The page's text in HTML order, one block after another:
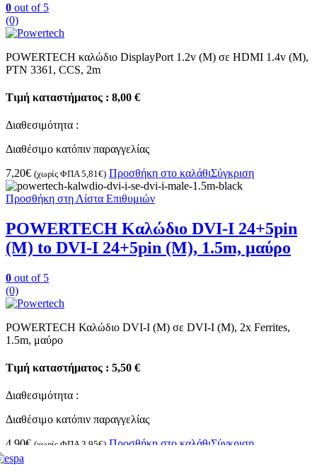
0 out of 5
(0)
POWERTECH καλώδιο DisplayPort 1.2v (M) σε HDMI 1.4v (M),
PTN 3361, CCS, 2m
Τιμή καταστήματος : 8,00 €
Διαθεσιμότητα :
Διαθέσιμο κατόπιν παραγγελίας
7,20€ (χωρίς ΦΠΑ5,81€) Προσθήκη στο καλάθιΣύγκριση
Προσθήκη στη Λίστα Επιθυμιών
POWERTECH Καλώδιο DVI-I 24+5pin
(M) to DVI-I 24+5pin (M), 1.5m, μαύρο
0 out of 5
(0)
POWERTECH Καλώδιο DVI-I (M) σε DVI-I (M), 2x Ferrites,
1.5m, μαύρο
Τιμή καταστήματος : 5,50 €
Διαθεσιμότητα :
Διαθέσιμο κατόπιν παραγγελίας
4,90€ (χωρίς ΦΠΑ 3,95€) Προσθήκη στο καλάθιΣύγκριση